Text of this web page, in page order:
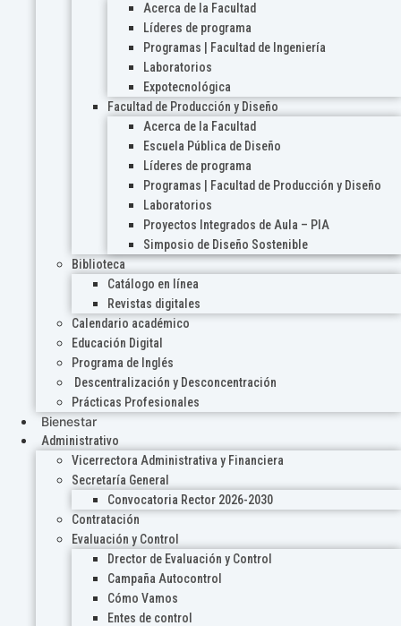
Acerca de la Facultad
Líderes de programa
Programas | Facultad de Ingeniería
Laboratorios
Expotecnológica
Facultad de Producción y Diseño
Acerca de la Facultad
Escuela Pública de Diseño
Líderes de programa
Programas | Facultad de Producción y Diseño
Laboratorios
Proyectos Integrados de Aula – PIA
Simposio de Diseño Sostenible
Biblioteca
Catálogo en línea
Revistas digitales
Calendario académico
Educación Digital
Programa de Inglés
Descentralización y Desconcentración
Prácticas Profesionales
Bienestar
Administrativo
Vicerrectora Administrativa y Financiera
Secretaría General
Convocatoria Rector 2026-2030
Contratación
Evaluación y Control
Drector de Evaluación y Control
Campaña Autocontrol
Cómo Vamos
Entes de control